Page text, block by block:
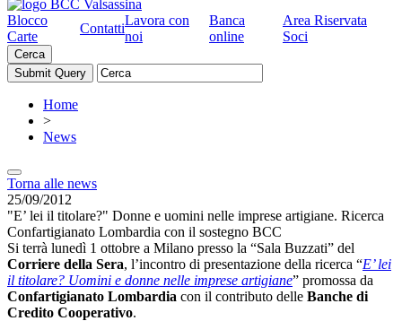
Blocco
Carte
Contatti
Lavora con
noi
Banca
online
Area Riservata
Soci
Cerca
Home
>
News
Torna alle news
25/09/2012
"E’ lei il titolare?" Donne e uomini nelle imprese artigiane. Ricerca
Confartigianato Lombardia con il sostegno BCC
Si terrà lunedì 1 ottobre a Milano presso la “Sala Buzzati” del
Corriere della Sera, l’incontro di presentazione della ricerca “E’ lei
il titolare? Uomini e donne nelle imprese artigiane” promossa da
Confartigianato Lombardia con il contributo delle Banche di
Credito Cooperativo.